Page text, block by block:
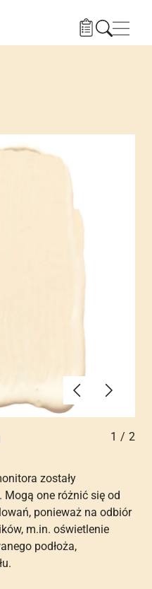
Poprzednie
Dalej
1 / 2
zostały
one różnić się od
ponieważ na odbiór
m.in. oświetlenie
podłoża,